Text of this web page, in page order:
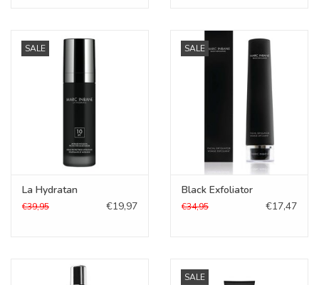
SALE
La Hydratan
€39,95 €19,97
SALE
Black Exfoliator
€34,95 €17,47
SALE